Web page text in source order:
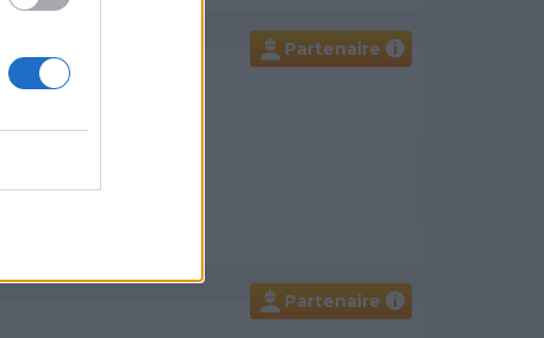
Partenaire i
Partenaire i